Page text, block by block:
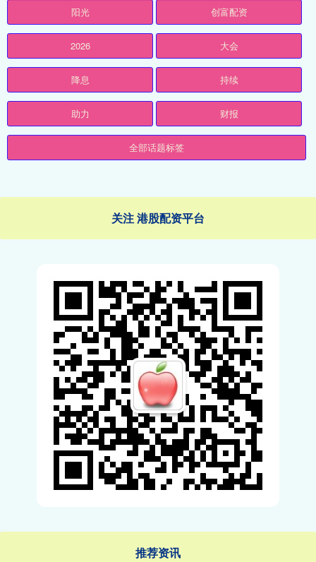
阳光 创富配资
2026 大会
降息 持续
助力 财报
全部话题标签
关注 港股配资平台
推荐资讯